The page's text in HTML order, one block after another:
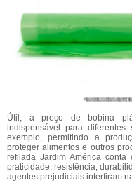
Útil, a preço de bobina
indispensável para
exemplo, permitindo a
proteger alimentos e outros
refilada Jardim América
praticidade, resistência,
agentes prejudiciais interfiram